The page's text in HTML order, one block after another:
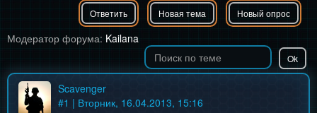
Ответить Новая тема Новый опрос
Модератор форума: Kailana
Scavenger
#1 | Вторник, 16.04.2013, 15:16